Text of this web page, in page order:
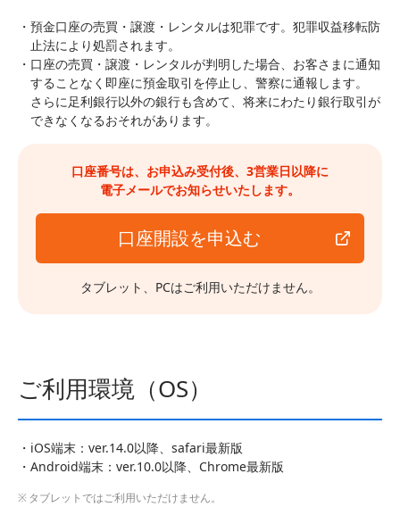
預金口座の売買・譲渡・レンタルは犯罪です。犯罪収益移転防
止法により処罰されます。
口座の売買・譲渡・レンタルが判明した場合、お客さまに通知
することなく即座に預金取引を停止し、警察に通報します。
さらに足利銀行以外の銀行も含めて、将来にわたり銀行取引が
できなくなるおそれがあります。
口座番号は、お申込み受付後、3営業日以降に
電子メールでお知らせいたします。
口座開設を申込む
タブレット、PCはご利用いただけません。
ご利用環境（OS）
iOS端末：ver.14.0以降、safari最新版
Android端末：ver.10.0以降、Chrome最新版
タブレットではご利用いただけません。